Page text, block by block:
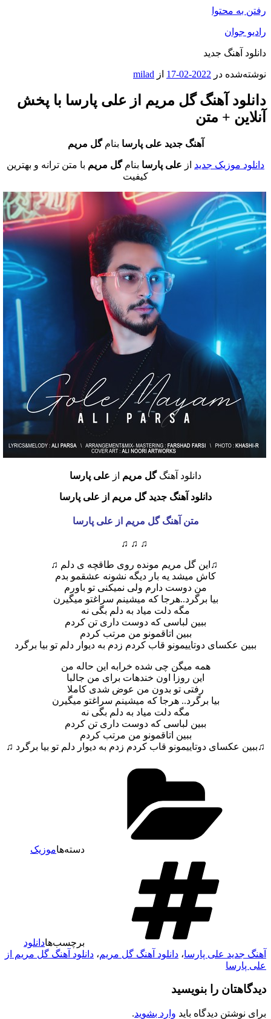
رفتن به محتوا
رادیو جوان
دانلود آهنگ جدید
نوشته‌شده در 2022-02-17 از milad
دانلود آهنگ گل مریم از علی پارسا با پخش
آنلاین + متن
آهنگ جدید علی پارسا بنامگل مریم
دانلود موزیک جدید از علی پارسا بنامگل مریم با متن ترانه و بهترین
کیفیت
دانلود آهنگگل مریم از علی پارسا
دانلود آهنگ جدید گل مریم از علی پارسا
متن آهنگ گل مریم از علی پارسا
♫ ♫ ♫
♫این گل مریم مونده روی طاقچه ی دلم ♫
کاش میشد یه بار دیگه نشونه عشقمو بدم
من دوست دارم ولی نمیکنی تو باورم
بیا برگرد..هرجا که میشینم سراغتو میگیرن
مگه دلت میاد به دلم بگی نه
ببین لباسی که دوست داری تن کردم
ببین اتاقمونو من مرتب کردم
ببین عکسای دوتاییمونو قاب کردم زدم به دیوار دلم تو بیا برگرد
همه میگن چی شده خرابه این حاله من
این روزا اون خندهات برای من جالبا
رفتی تو بدون من عوض شدی کاملا
بیا برگرد.. هرجا که میشینم سراغتو میگیرن
مگه دلت میاد به دلم بگی نه
ببین لباسی که دوست داری تن کردم
ببین اتاقمونو من مرتب کردم
♫ببین عکسای دوتاییمونو قاب کردم زدم به دیوار دلم تو بیا برگرد ♫
دسته‌هاموزیک
برچسب‌هادانلود
آهنگ جدید علی پارسا، دانلود آهنگ گل مریم، دانلود آهنگ گل مریم از
علی پارسا
دیدگاهتان را بنویسید
برای نوشتن دیدگاه باید وارد بشوید.